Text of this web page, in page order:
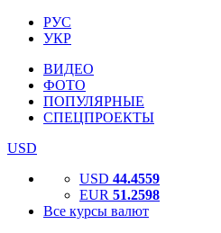
РУС
УКР
ВИДЕО
ФОТО
ПОПУЛЯРНЫЕ
СПЕЦПРОЕКТЫ
USD
USD 44.4559
EUR 51.2598
Все курсы валют